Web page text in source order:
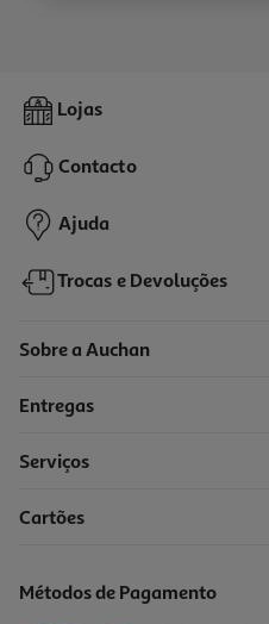
Lojas
Contacto
Ajuda
Trocas e Devoluções
Sobre a Auchan
Entregas
Serviços
Cartões
Métodos de Pagamento